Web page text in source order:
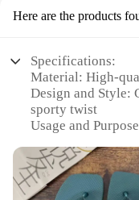
Here are the products
Specifications:
Material: High-
Design and Style:
sporty twist
Usage and
Typical Adaptive
outdoor activities
Shape or Size or